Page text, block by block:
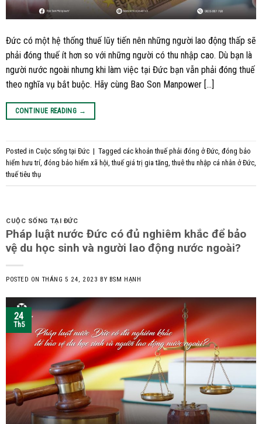
Đức có một hệ thống thuế lũy tiến nên những người lao động thấp sẽ
phải đóng thuế ít hơn so với những người có thu nhập cao. Dù bạn là
người nước ngoài nhưng khi làm việc tại Đức bạn vẫn phải đóng thuế
theo nghĩa vụ bắt buộc. Hãy cùng Bao Son Manpower […]
CONTINUE READING →
Posted in Cuộc sống tại Đức | Tagged các khoản thuế phải đóng ở Đức đóng bảo
hiểm hưu trí, đóng bảo hiểm xã hội ,thuế giá trị gia tăng ,thuê thu nhập cá nhân ở Đức
thuế tiêu thụ
CUỘC SỐNG TẠI ĐỨC
Pháp luật nước Đức có đủ nghiêm khắc để bảo
vệ du học sinh và người lao động nước ngoài?
POSTED ON THÁNG 5 24, 2023 BY BSM HẠNH
24
Th5